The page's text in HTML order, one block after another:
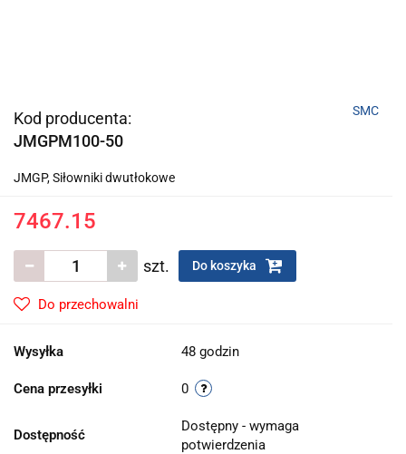
Kod producenta:
JMGPM100-50
SMC
JMGP, Siłowniki dwutłokowe
7467.15
szt. Do koszyka
Do przechowalni
Wysyłka 48 godzin
Cena przesyłki 0
Dostępność
Dostępny - wymaga
potwierdzenia